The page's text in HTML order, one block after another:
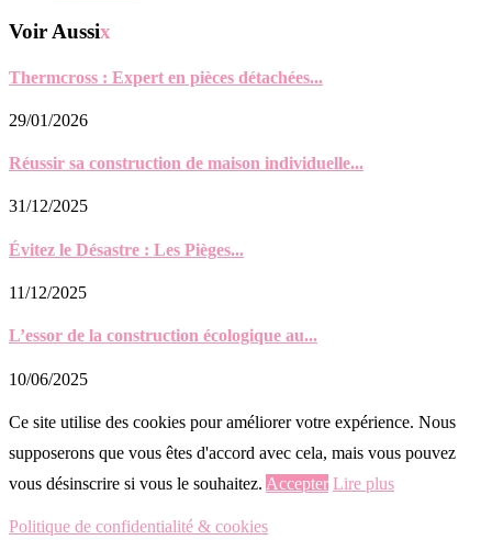
Voir Aussix
Thermcross : Expert en pièces détachées...
29/01/2026
Réussir sa construction de maison individuelle...
31/12/2025
Évitez le Désastre : Les Pièges...
11/12/2025
L’essor de la construction écologique au...
10/06/2025
Ce site utilise des cookies pour améliorer votre expérience. Nous
supposerons que vous êtes d'accord avec cela, mais vous pouvez
vous désinscrire si vous le souhaitez. Accepter Lire plus
Politique de confidentialité & cookies